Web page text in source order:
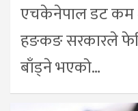
एचकेनेपाल डट कम
हङकङ सरकारले
बाँड्ने भएको…